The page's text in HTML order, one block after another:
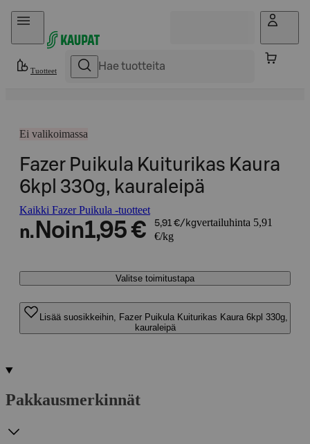
Hyppää sisältöön
Tuotteet
Ei valikoimassa
Fazer Puikula Kuiturikas Kaura
6kpl 330g, kauraleipä
Kaikki Fazer Puikula -tuotteet
n. Noin1,95 € 5,91 €/kgvertailuhinta 5,91
€/kg
Valitse toimitustapa
Lisää suosikkeihin, Fazer Puikula Kuiturikas Kaura 6kpl 330g,
kauraleipä
Pakkausmerkinnät